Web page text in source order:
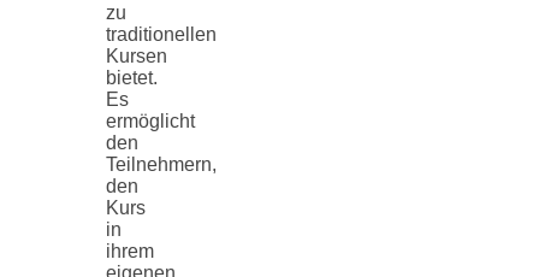
zu
traditionellen
Kursen
bietet.
Es
ermöglicht
den
Teilnehmern,
den
Kurs
in
ihrem
eigenen